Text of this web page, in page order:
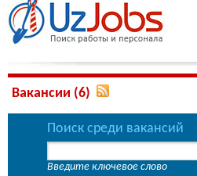
Вакансии (6)
Поиск среди вакансий
Введите ключевое слово